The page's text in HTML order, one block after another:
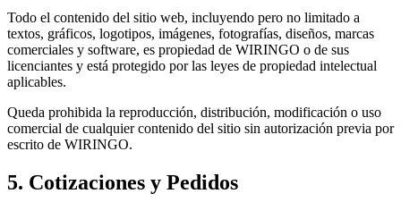
Todo el contenido del sitio web, incluyendo pero no limitado a
textos, gráficos, logotipos, imágenes, fotografías, diseños, marcas
comerciales y software, es propiedad de WIRINGO o de sus
licenciantes y está protegido por las leyes de propiedad intelectual
aplicables.
Queda prohibida la reproducción, distribución, modificación o uso
comercial de cualquier contenido del sitio sin autorización previa por
escrito de WIRINGO.
5. Cotizaciones y Pedidos